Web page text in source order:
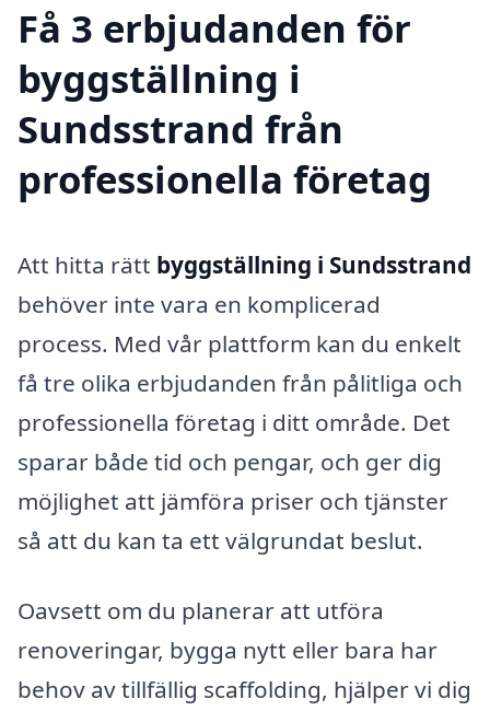
Få 3 erbjudanden för
byggställning i
Sundsstrand från
professionella företag
Att hitta rätt byggställning i Sundsstrand
behöver inte vara en komplicerad
process. Med vår plattform kan du enkelt
få tre olika erbjudanden från pålitliga och
professionella företag i ditt område. Det
sparar både tid och pengar, och ger dig
möjlighet att jämföra priser och tjänster
så att du kan ta ett välgrundat beslut.
Oavsett om du planerar att utföra
renoveringar, bygga nytt eller bara har
behov av tillfällig scaffolding, hjälper vi dig